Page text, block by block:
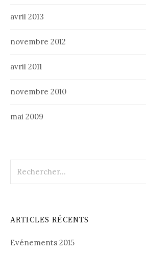
avril 2013
novembre 2012
avril 2011
novembre 2010
mai 2009
ARTICLES RÉCENTS
Evénements 2015